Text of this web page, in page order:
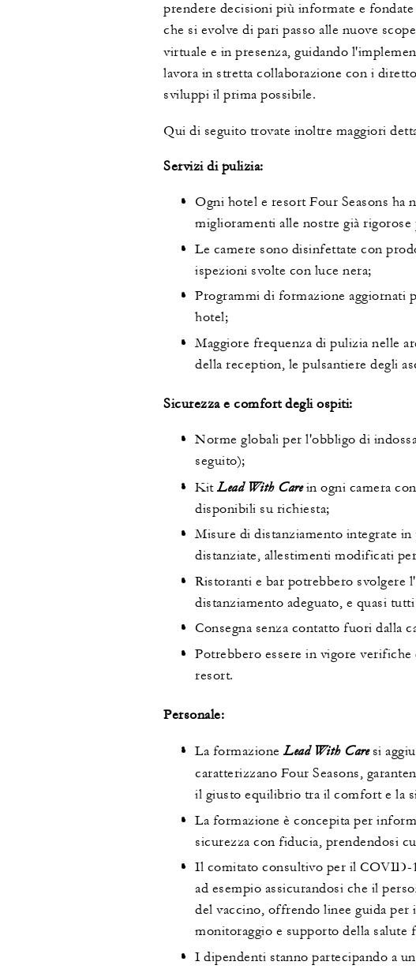
prendere decisioni più informate e
che si evolve di pari passo alle nuove
virtuale e in presenza, guidando
lavora in stretta collaborazione con i
sviluppi il prima possibile.
Qui di seguito trovate inoltre maggiori
Servizi di pulizia:
Ogni hotel e resort Four Seasons ha
miglioramenti alle nostre già rigorose
Le camere sono disinfettate con
ispezioni svolte con luce nera;
Programmi di formazione aggiornati
hotel;
Maggiore frequenza di pulizia nelle
della reception, le pulsantiere degli
Sicurezza e comfort degli ospiti:
Norme globali per l'obbligo di
seguito);
KitLead With Carein ogni camera
disponibili su richiesta;
Misure di distanziamento integrate
distanziate, allestimenti modificati
Ristoranti e bar potrebbero svolgere
distanziamento adeguato, e quasi
Consegna senza contatto fuori dalla
Potrebbero essere in vigore
resort.
Personale:
La formazione Lead With Caresi
caratterizzano Four Seasons,
il giusto equilibrio tra il comfort e la
La formazione è concepita per
sicurezza con fiducia, prendendosi
Il comitato consultivo per il COVID-
ad esempio assicurandosi che il
del vaccino, offrendo linee guida
monitoraggio e supporto della salute
I dipendenti stanno partecipando a